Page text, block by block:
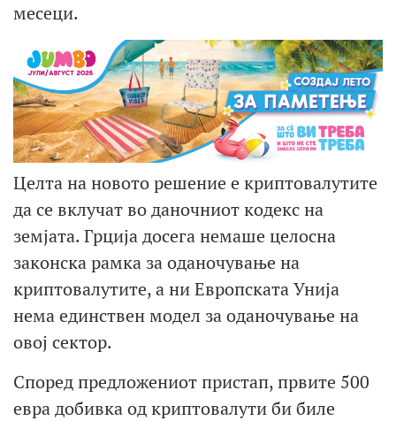
месеци.
Целта на новото решение е криптовалутите
да се вклучат во даночниот кодекс на
земјата. Грција досега немаше целосна
законска рамка за оданочување на
криптовалутите, а ни Европската Унија
нема единствен модел за оданочување на
овој сектор.
Според предложениот пристап, првите 500
евра добивка од криптовалути би биле